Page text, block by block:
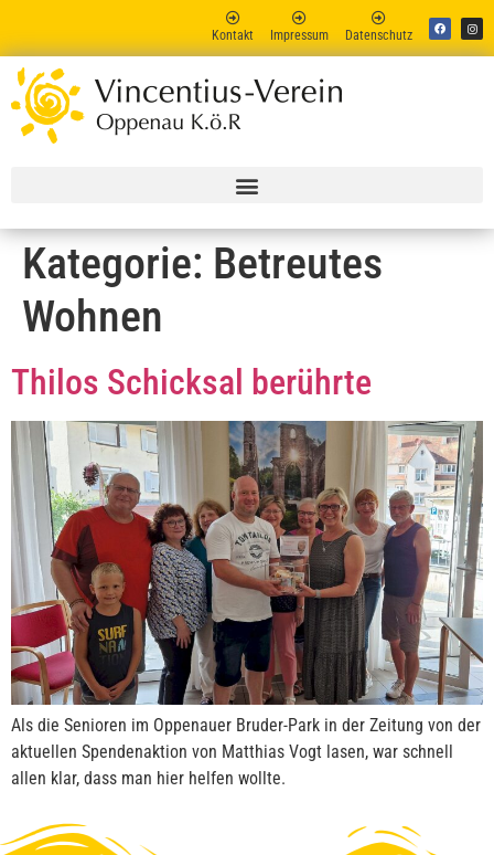
Kontakt Impressum Datenschutz
Kategorie: Betreutes
Wohnen
Thilos Schicksal berührte
Als die Senioren im Oppenauer Bruder-Park in der Zeitung von der
aktuellen Spendenaktion von Matthias Vogt lasen, war schnell
allen klar, dass man hier helfen wollte.
Vincent
Online